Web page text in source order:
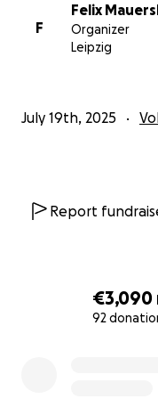
€3,090
92
Menschen mit
F
Felix
Organizer
Leipzig
July 19th, 2025
Report